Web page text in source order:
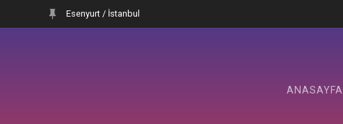
Esenyurt / İstanbul
ANASAYFA